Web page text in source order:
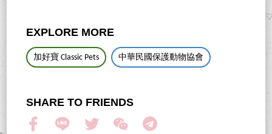
EXPLORE MORE
加好寶 Classic Pets 中華民國保護動物協會
SHARE TO FRIENDS